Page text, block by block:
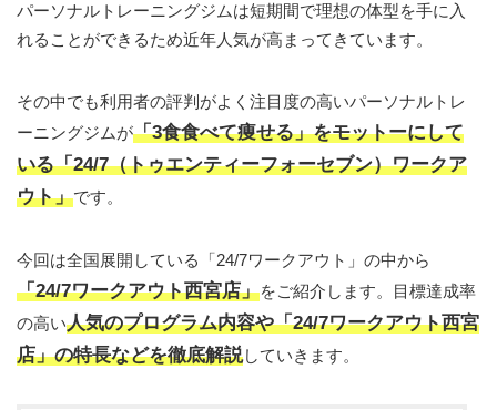
パーソナルトレーニングジムは短期間で理想の体型を手に入
れることができるため近年人気が高まってきています。
その中でも利用者の評判がよく注目度の高いパーソナルトレ
ーニングジムが「3食食べて痩せる」をモットーにして
いる「24/7（トゥエンティーフォーセブン）ワークア
ウト」です。
今回は全国展開している「24/7ワークアウト」の中から
「24/7ワークアウト西宮店」をご紹介します。目標達成率
の高い人気のプログラム内容や「24/7ワークアウト西宮
店」の特長などを徹底解説していきます。